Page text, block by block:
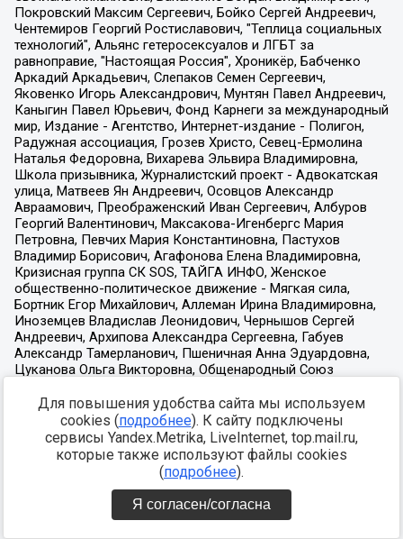
Для повышения удобства сайта мы используем
cookies (подробнее). К сайту подключены
сервисы Yandex.Metrika, LiveInternet, top.mail.ru,
которые также используют файлы cookies
(подробнее).
Я согласен/согласна